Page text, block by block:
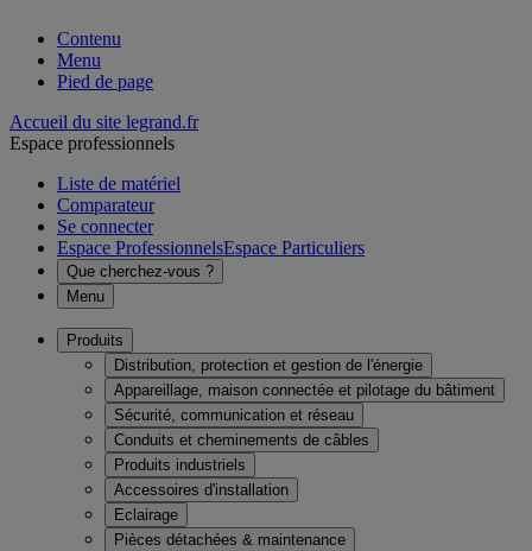
Contenu
Menu
Pied de page
Accueil du site legrand.fr
Espace professionnels
Liste de matériel
Comparateur
Se connecter
Espace ProfessionnelsEspace Particuliers
Que cherchez-vous ?
Menu
Produits
Distribution, protection et gestion de l'énergie
Appareillage, maison connectée et pilotage du bâtiment
Sécurité, communication et réseau
Conduits et cheminements de câbles
Produits industriels
Accessoires d'installation
Eclairage
Pièces détachées & maintenance